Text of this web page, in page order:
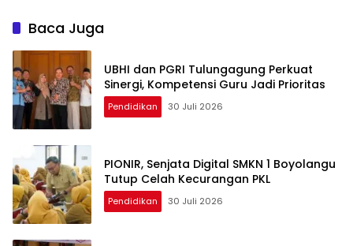
Baca Juga
UBHI dan PGRI Tulungagung Perkuat
Sinergi, Kompetensi Guru Jadi Prioritas
Pendidikan 30 Juli 2026
PIONIR, Senjata Digital SMKN 1 Boyolangu
Tutup Celah Kecurangan PKL
Pendidikan 30 Juli 2026